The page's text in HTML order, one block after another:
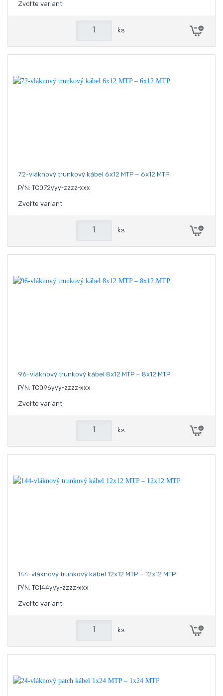
Zvoľte variant
ks
72-vláknový trunkový kábel 6x12 MTP – 6x12 MTP
P/N: TC072yyy-zzzz-xxx
Zvoľte variant
ks
96-vláknový trunkový kábel 8x12 MTP – 8x12 MTP
P/N: TC096yyy-zzzz-xxx
Zvoľte variant
ks
144-vláknový trunkový kábel 12x12 MTP – 12x12 MTP
P/N: TC144yyy-zzzz-xxx
Zvoľte variant
ks